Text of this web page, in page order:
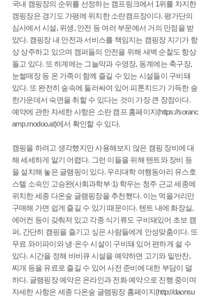
국내 캠핑장의 순위를 선정하는 캠프링크에서 1위를 차지한
캠핑장은 경기도 가평에 위치한 소란캠프장이다. 평가단의
심사에서 시설, 위생, 안전 등 여러 부문에서 거의 만점을 받
았다. 캠핑장 내 안전과 서비스를 책임지는 캠핑장 지기가 항
상 상주하고 있으며 캠퍼들의 안전을 위해 새벽 순찰도 항상
돌고 있다. 또 하계에는 그늘막과 수영장, 동계에는 축구장,
눈썰매장 등 온 가족이 함께 즐길 수 있는 시설들이 구비돼
있다. 또 완전히 숲속에 둘러싸여 있어 피톤치드가 가득한 숲
한가운데서 숙면을 취할 수 있다는 것이 가장 큰 장점이다.
예약에 관한 자세한 사항은 소란 캠프 홈페이지(https://soranc
amp.modoo.at)에서 확인할 수 있다.
캠핑을 하려고 생각했지만 사용해보지 않은 캠핑 장비에 대
해 세세하게 알기 어렵다. 그런 이들을 위해 텐트와 장비 등
을 설치해 놓은 글램핑이 있다. 우리대학 여행동아리 유스호
스텔 소속인 고승완(사회과학부·1) 학우는 청주 근교 세종에
위치한 세종 다온숲 글램핑장을 추천했다. 이는 먹을거리만
구매해 가면 쉽게 즐길 수 있기 때문이다. 텐트 내에 화장실,
에어컨 등이 갖춰져 있고 각종 식기류도 구비돼있어 초보 캠
퍼, 간단히 캠핑을 즐기고 싶은 사람들에게 안성맞춤이다. 또
무료 와이파이와 냉·온수 시설이 구비돼 있어 편하게 쉴 수
있다. 시간을 정해 바비큐 시설을 예약하면 고기와 밑반찬,
찌개 등을 유료로 즐길 수 있어 사전 준비에 대한 부담이 덜
하다. 글램핑장 예약은 온라인과 전화 예약으로 진행 중이며
자세한 사항은 세종 다온숲 글램핑장 홈페이지(http://daonsu